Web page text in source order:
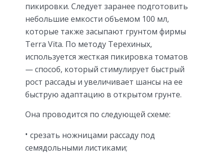
пикировки. Следует заранее подготовить
небольшие емкости объемом 100 мл,
которые также засыпают грунтом фирмы
Terra Vita. По методу Терехиных,
используется жесткая пикировка томатов
— способ, который стимулирует быстрый
рост рассады и увеличивает шансы на ее
быструю адаптацию в открытом грунте.
Она проводится по следующей схеме:
срезать ножницами рассаду под
семядольными листиками;